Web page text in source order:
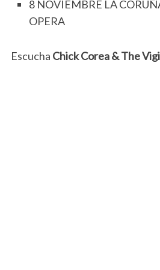
8 NOVIEMBRE LA
OPERA
Escucha Chick Corea & The